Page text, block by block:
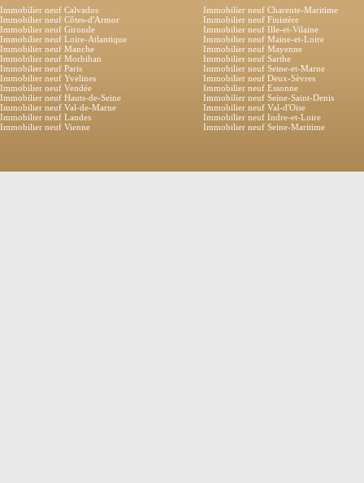
Immobilier neuf Calvados
Immobilier neuf Charente-Maritime
Immobilier neuf Côtes-d'Armor
Immobilier neuf Finistère
Immobilier neuf Gironde
Immobilier neuf Ille-et-Vilaine
Immobilier neuf Loire-Atlantique
Immobilier neuf Maine-et-Loire
Immobilier neuf Manche
Immobilier neuf Mayenne
Immobilier neuf Morbihan
Immobilier neuf Sarthe
Immobilier neuf Paris
Immobilier neuf Seine-et-Marne
Immobilier neuf Yvelines
Immobilier neuf Deux-Sèvres
Immobilier neuf Vendée
Immobilier neuf Essonne
Immobilier neuf Hauts-de-Seine
Immobilier neuf Seine-Saint-Denis
Immobilier neuf Val-de-Marne
Immobilier neuf Val-d'Oise
Immobilier neuf Landes
Immobilier neuf Indre-et-Loire
Immobilier neuf Vienne
Immobilier neuf Seine-Maritime